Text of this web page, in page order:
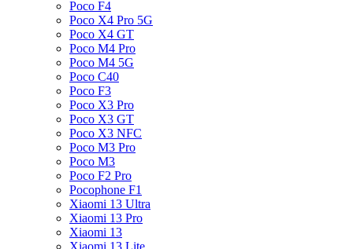
Poco F4
Poco X4 Pro 5G
Poco X4 GT
Poco M4 Pro
Poco M4 5G
Poco C40
Poco F3
Poco X3 Pro
Poco X3 GT
Poco X3 NFC
Poco M3 Pro
Poco M3
Poco F2 Pro
Pocophone F1
Xiaomi 13 Ultra
Xiaomi 13 Pro
Xiaomi 13
Xiaomi 13 Lite